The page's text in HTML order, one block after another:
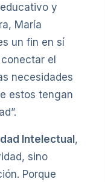
y
María
un fin en sí
el
necesidades
estos tengan
Intelectual,
sino
Porque